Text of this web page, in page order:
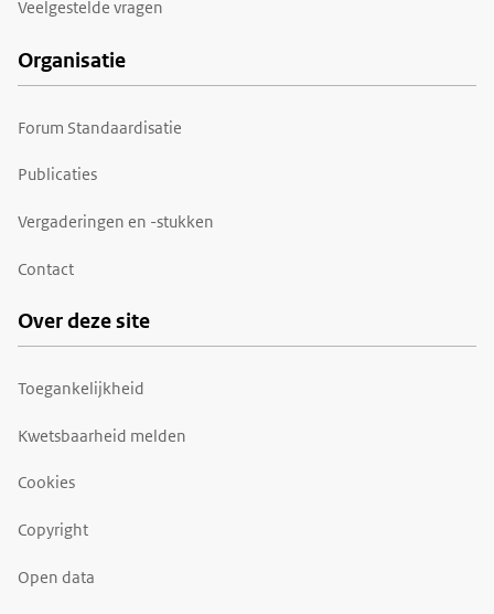
Veelgestelde vragen
Organisatie
Forum Standaardisatie
Publicaties
Vergaderingen en -stukken
Contact
Over deze site
Toegankelijkheid
Kwetsbaarheid melden
Cookies
Copyright
Open data